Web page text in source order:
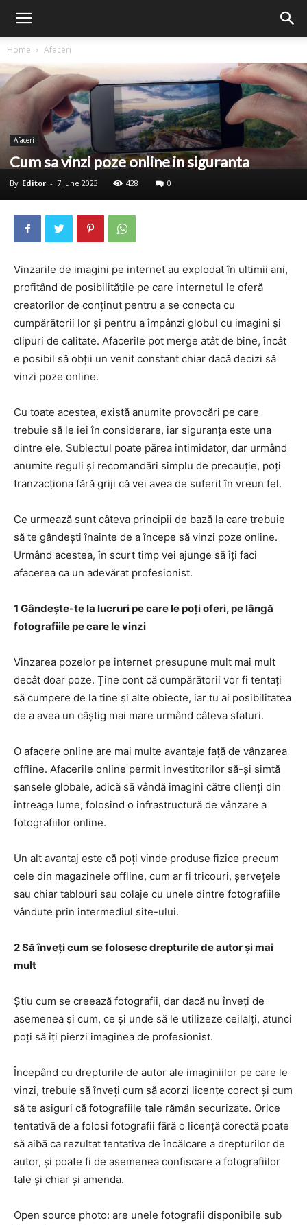
Home Afaceri
Afaceri
Cum sa vinzi poze online in siguranta
By Editor - 7 June 2023 428 0
Vinzarile de imagini pe internet au explodat în ultimii ani,
profitând de posibilitățile pe care internetul le oferă
creatorilor de conținut pentru a se conecta cu
cumpărătorii lor și pentru a împânzi globul cu imagini și
clipuri de calitate. Afacerile pot merge atât de bine, încât
e posibil să obții un venit constant chiar dacă decizi să
vinzi poze online.
Cu toate acestea, există anumite provocări pe care
trebuie să le iei în considerare, iar siguranța este una
dintre ele. Subiectul poate părea intimidator, dar urmând
anumite reguli și recomandări simplu de precauție, poți
tranzacționa fără griji că vei avea de suferit în vreun fel.
Ce urmează sunt câteva principii de bază la care trebuie
să te gândești înainte de a începe să vinzi poze online.
Urmând acestea, în scurt timp vei ajunge să îți faci
afacerea ca un adevărat profesionist.
1 Gândește-te la lucruri pe care le poți oferi, pe lângă
fotografiile pe care le vinzi
Vinzarea pozelor pe internet presupune mult mai mult
decât doar poze. Ține cont că cumpărătorii vor fi tentați
să cumpere de la tine și alte obiecte, iar tu ai posibilitatea
de a avea un câștig mai mare urmând câteva sfaturi.
O afacere online are mai multe avantaje față de vânzarea
offline. Afacerile online permit investitorilor să-și simtă
șansele globale, adică să vândă imagini către clienți din
întreaga lume, folosind o infrastructură de vânzare a
fotografiilor online.
Un alt avantaj este că poți vinde produse fizice precum
cele din magazinele offline, cum ar fi tricouri, șervețele
sau chiar tablouri sau colaje cu unele dintre fotografiile
vândute prin intermediul site-ului.
2 Să înveți cum se folosesc drepturile de autor și mai
mult
Știu cum se creează fotografii, dar dacă nu înveți de
asemenea și cum, ce și unde să le utilizeze ceilalți, atunci
poți să îți pierzi imaginea de profesionist.
Începând cu drepturile de autor ale imaginiilor pe care le
vinzi, trebuie să înveți cum să acorzi licențe corect și cum
să te asiguri că fotografiile tale rămân securizate. Orice
tentativă de a folosi fotografii fără o licență corectă poate
să aibă ca rezultat tentativa de încălcare a drepturilor de
autor, și poate fi de asemenea confiscare a fotografiilor
tale și chiar și amenda.
Open source photo: are unele fotografii disponibile sub